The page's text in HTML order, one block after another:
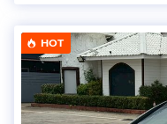
HOT